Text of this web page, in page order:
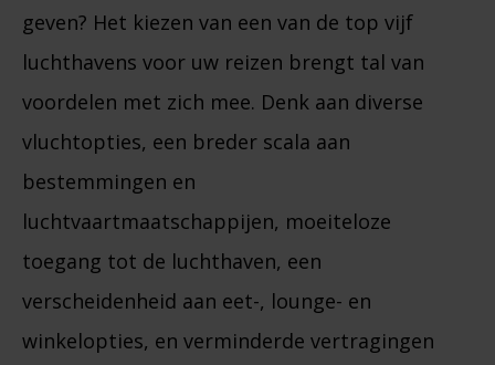
geven? Het kiezen van een van de top vijf
luchthavens voor uw reizen brengt tal van
voordelen met zich mee. Denk aan diverse
vluchtopties, een breder scala aan
bestemmingen en
luchtvaartmaatschappijen, moeiteloze
toegang tot de luchthaven, een
verscheidenheid aan eet-, lounge- en
winkelopties, en verminderde vertragingen